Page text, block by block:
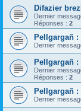
Difazier
Dernier
Réponses : 2
Pellgargañ :
Dernier
Pellgargañ :
Dernier
Réponses : 2
Pellgargañ :
Dernier